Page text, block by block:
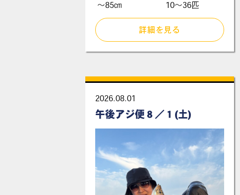
〜85㎝
10～36匹
詳細を見る
2026.08.01
午後アジ便８／１(土)